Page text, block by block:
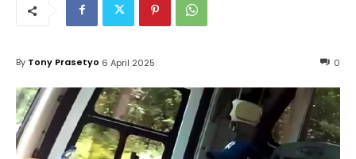
0
By Tony Prasetyo 6 April 2025